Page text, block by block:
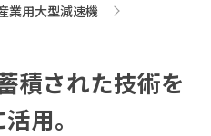
業用大型減速機
積された技術を
用。